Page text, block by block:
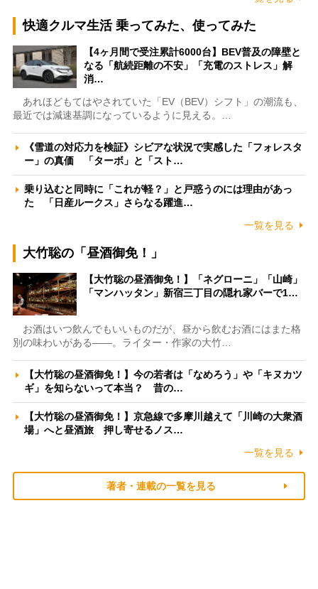
快適クルマ生活 乗ってみた、使ってみた
【4ヶ月間で受注累計6000台】BEV普及の障壁と
なる「航続距離の不安」「充電のストレス」解
消…
あれほどもてはやされていた「EV（BEV）シフト」の潮流も、
最近では減速基調になっているように見える。…
《雪道の対応力を検証》シビアな状況で実感した「フォレスタ
ー」の真価 「ターボ」と「スト…
乗り込むと同時に「これが軽？」と戸惑うのには理由があっ
た 「日産ルークス」さらなる躍進…
一覧を見る
大竹聡の「昼酒御免！」
【大竹聡の昼酒御免！】「ネグローニ」「山崎」
「マンハッタン」新宿三丁目の隠れ家バーで1…
お酒はいつ飲んでもいいものだが、昼から飲むお酒にはまた格
別の味わいがある――。ライター・作家の大竹…
【大竹聡の昼酒御免！】今の若者は「なめろう」や「キヌカツ
ギ」を知らないって本当？ 昔の…
【大竹聡の昼酒御免！】京急線で多摩川越えて「川崎の大衆酒
場」へと昼酒旅 押し寄せるノス…
一覧を見る
著者・連載の一覧を見る